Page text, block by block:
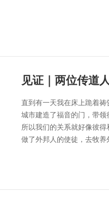
见证｜两位传道
直到有一天我在床上跪着
城市建造了福音的门，带
所以我们的关系就好像彼
做了外邦人的使徒，去牧养